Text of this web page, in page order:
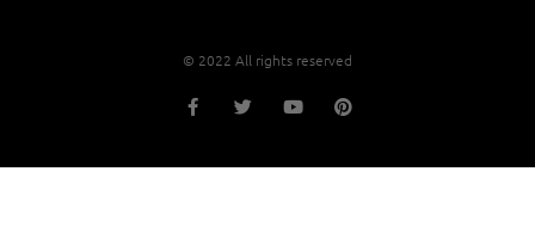
© 2022 All rights reserved